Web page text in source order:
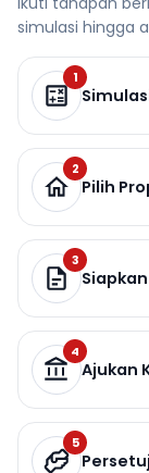
simulasi hingga
1
2
Pilih
3
4
Ajukan
5